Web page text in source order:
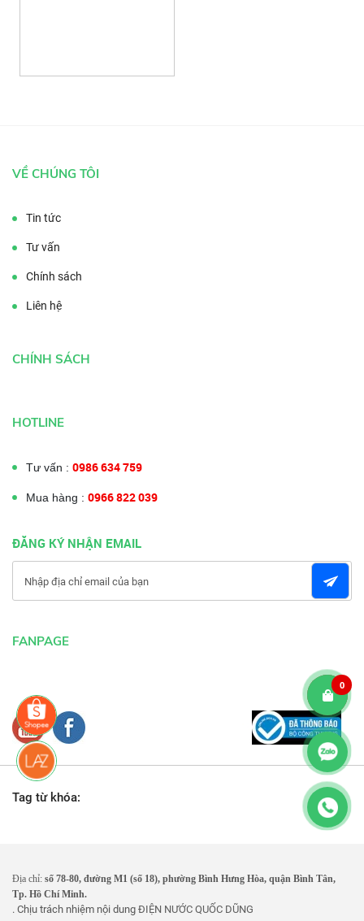
VỀ CHÚNG TÔI
Tin tức
Tư vấn
Chính sách
Liên hệ
CHÍNH SÁCH
HOTLINE
Tư vấn : 0986 634 759
Mua hàng : 0966 822 039
ĐĂNG KÝ NHẬN EMAIL
FANPAGE
Tag từ khóa:
Địa chỉ: số 78-80, đường M1 (số 18), phường Bình Hưng Hòa, quận Bình Tân,
Tp. Hồ Chí Minh.
. Chịu trách nhiệm nội dung ĐIỆN NƯỚC QUỐC DŨNG
0